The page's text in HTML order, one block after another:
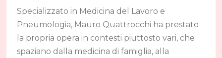
Specializzato in Medicina del Lavoro e
Pneumologia, Mauro Quattrocchi ha prestato
la propria opera in contesti piuttosto vari, che
spaziano dalla medicina di famiglia, alla